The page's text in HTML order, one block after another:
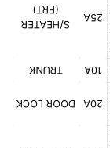
S/HEATER
(FRT)
25A
TRUNK 10A
DOOR LOCK 20A